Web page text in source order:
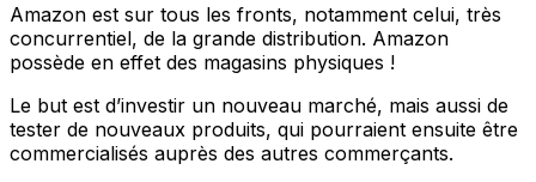
Amazon est sur tous les fronts, notamment celui, très
concurrentiel, de la grande distribution. Amazon
possède en effet des magasins physiques !
Le but est d’investir un nouveau marché, mais aussi de
tester de nouveaux produits, qui pourraient ensuite être
commercialisés auprès des autres commerçants.